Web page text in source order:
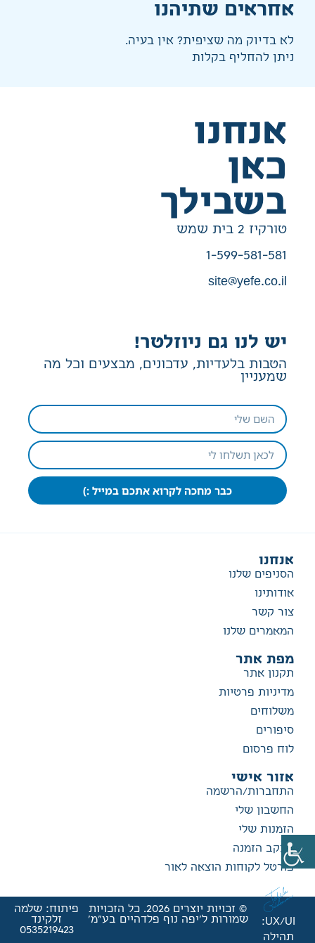
אחראים שתיהנו
לא בדיוק מה שציפית? אין בעיה.
ניתן להחליף בקלות
אנחנו
כאן
בשבילך
טורקיז 2 בית שמש
1-599-581-581
site@yefe.co.il
יש לנו גם ניוזלטר!
הטבות בלעדיות, עדכונים, מבצעים וכל מה
שמעניין
כבר מחכה לקרוא אתכם במייל :)
אנחנו
הסניפים שלנו
אודותינו
צור קשר
המאמרים שלנו
מפת אתר
תקנון אתר
מדיניות פרטיות
משלוחים
סיפורים
לוח פרסום
אזור אישי
התחברות/הרשמה
החשבון שלי
הזמנות שלי
מעקב הזמנה
פורטל לקוחות הוצאה לאור
UX/UI:
תהילה
© זכויות יוצרים 2026. כל הזכויות
שמורות ל'יפה נוף פלדהיים בע"מ'
פיתוח: שלמה
זלקינד
0535219423